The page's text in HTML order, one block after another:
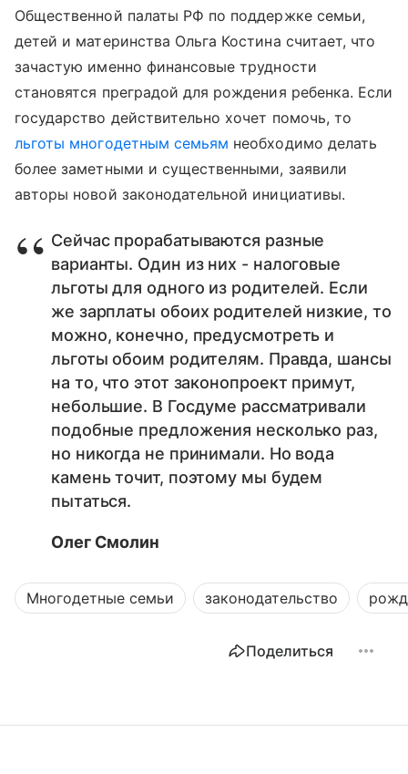
Общественной палаты РФ по поддержке семьи,
детей и материнства Ольга Костина считает, что
зачастую именно финансовые трудности
становятся преградой для рождения ребенка. Если
государство действительно хочет помочь, то
льготы многодетным семьям необходимо делать
более заметными и существенными, заявили
авторы новой законодательной инициативы.
Сейчас прорабатываются разные
варианты. Один из них - налоговые
льготы для одного из родителей. Если
же зарплаты обоих родителей низкие, то
можно, конечно, предусмотреть и
льготы обоим родителям. Правда, шансы
на то, что этот законопроект примут,
небольшие. В Госдуме рассматривали
подобные предложения несколько раз,
но никогда не принимали. Но вода
камень точит, поэтому мы будем
пытаться.
Олег Смолин
Многодетные семьи законодательство
Поделиться